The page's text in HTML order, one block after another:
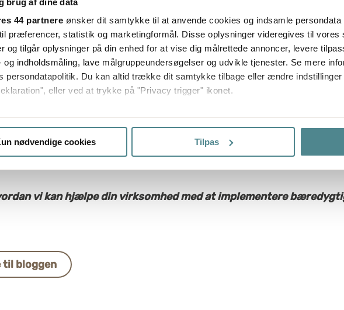
44 partnere ønsker dit samtykke til at anvende cookies og indsamle
præferencer, statistik og marketingformål. Disse oplysninger videregives til vores
og tilgår oplysninger på din enhed for at vise dig målrettede annoncer, levere
og indholdsmåling, lave målgruppeundersøgelser og udvikle tjenester. Se mere
persondatapolitik. Du kan altid trække dit samtykke tilbage eller ændre indstillinger
eller ved at trykke på "Privacy trigger" ikonet.
det, vil vi også gerne:
din enhed baseret på en scanning af dens unikke karakteristika
cookies til at optimere hjemmesidens funktionalitet og optimere din
nødvendige cookies Tilpas
Optimer dine
unødvendige
skræddersy
både materiale og
fragtløsninger kan
Dette gavner ikke
vi kan hjælpe din virksomhed med at implementere
til bloggen